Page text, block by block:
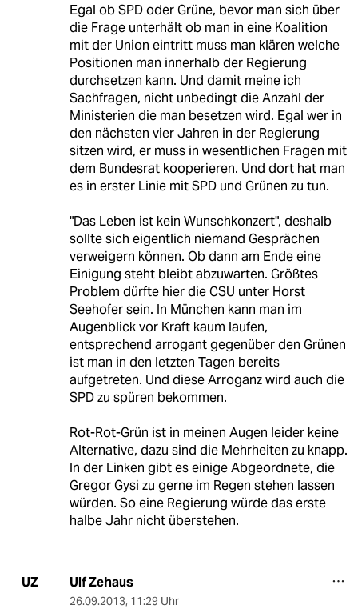
Egal ob SPD oder Grüne, bevor man sich über
die Frage unterhält ob man in eine Koalition
mit der Union eintritt muss man klären welche
Positionen man innerhalb der Regierung
durchsetzen kann. Und damit meine ich
Sachfragen, nicht unbedingt die Anzahl der
Ministerien die man besetzen wird. Egal wer in
den nächsten vier Jahren in der Regierung
sitzen wird, er muss in wesentlichen Fragen mit
dem Bundesrat kooperieren. Und dort hat man
es in erster Linie mit SPD und Grünen zu tun.
"Das Leben ist kein Wunschkonzert", deshalb
sollte sich eigentlich niemand Gesprächen
verweigern können. Ob dann am Ende eine
Einigung steht bleibt abzuwarten. Größtes
Problem dürfte hier die CSU unter Horst
Seehofer sein. In München kann man im
Augenblick vor Kraft kaum laufen,
entsprechend arrogant gegenüber den Grünen
ist man in den letzten Tagen bereits
aufgetreten. Und diese Arroganz wird auch die
SPD zu spüren bekommen.
Rot-Rot-Grün ist in meinen Augen leider keine
Alternative, dazu sind die Mehrheiten zu knapp.
In der Linken gibt es einige Abgeordnete, die
Gregor Gysi zu gerne im Regen stehen lassen
würden. So eine Regierung würde das erste
halbe Jahr nicht überstehen.
UZ Ulf Zehaus
26.09.2013, 11:29 Uhr